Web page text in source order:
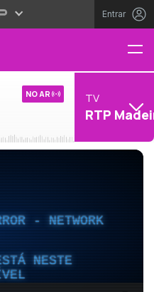
Entrar
NO AR TV
RTP
- NETWORK
NESTE